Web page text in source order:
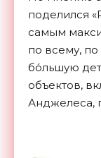
поделился
самым
по всему,
бо́льшую
объектов,
Анджелеса,